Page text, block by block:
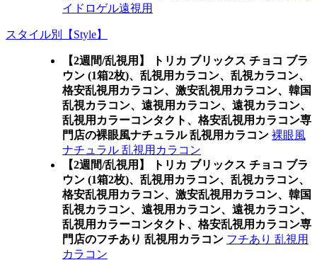
イドロゲル遠視用
スタイル別【Style】
【2週間/乱視用】 トリカ ブリックス チョコ ブラ
ウン (1箱2枚)、乱視用カラコン、乱視カラコン、
格安乱視用カラコン、激安乱視用カラコン、韓国
乱視カラコン、遠視用カラコン、遠視カラコン、
乱視用カラーコンタクト、格安乱視用カラコン専
門店の裸眼風ナチュラル 乱視用カラコン 裸眼風
ナチュラル 乱視用カラコン
【2週間/乱視用】 トリカ ブリックス チョコ ブラ
ウン (1箱2枚)、乱視用カラコン、乱視カラコン、
格安乱視用カラコン、激安乱視用カラコン、韓国
乱視カラコン、遠視用カラコン、遠視カラコン、
乱視用カラーコンタクト、格安乱視用カラコン専
門店のフチあり 乱視用カラコン フチあり 乱視用
カラコン